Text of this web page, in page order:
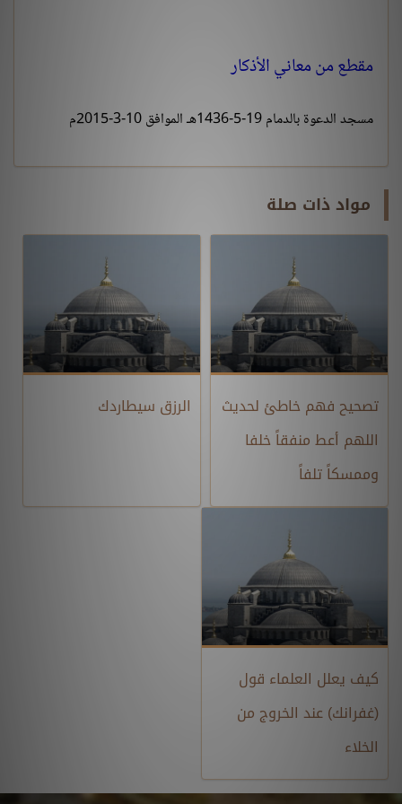
مقطع من معاني الأذكار
مسجد الدعوة بالدمام 19-5-1436هـ الموافق 10-3-2015م
مواد ذات صلة
تصحيح فهم خاطئ لحديث
اللهم أعط منفقاً خلفا
وممسكاً تلفاً
الرزق سيطاردك
كيف يعلل العلماء قول
(غفرانك) عند الخروج من
الخلاء